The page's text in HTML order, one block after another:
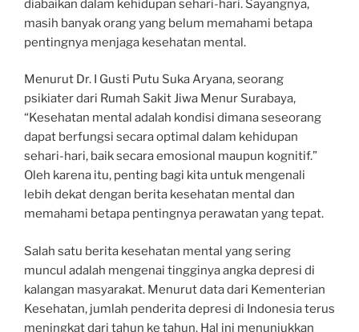
diabaikan dalam kehidupan sehari-hari. Sayangnya,
masih banyak orang yang belum memahami betapa
pentingnya menjaga kesehatan mental.
Menurut Dr. I Gusti Putu Suka Aryana, seorang
psikiater dari Rumah Sakit Jiwa Menur Surabaya,
“Kesehatan mental adalah kondisi dimana seseorang
dapat berfungsi secara optimal dalam kehidupan
sehari-hari, baik secara emosional maupun kognitif.”
Oleh karena itu, penting bagi kita untuk mengenali
lebih dekat dengan berita kesehatan mental dan
memahami betapa pentingnya perawatan yang tepat.
Salah satu berita kesehatan mental yang sering
muncul adalah mengenai tingginya angka depresi di
kalangan masyarakat. Menurut data dari Kementerian
Kesehatan, jumlah penderita depresi di Indonesia terus
meningkat dari tahun ke tahun. Hal ini menunjukkan